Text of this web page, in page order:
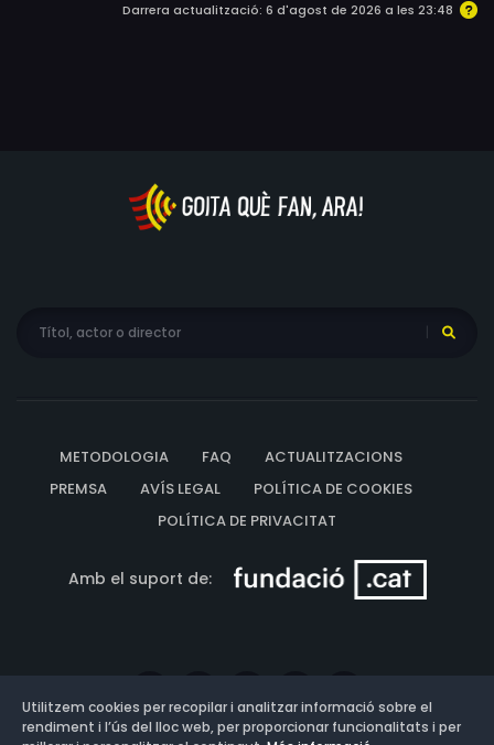
Darrera actualització: 6 d'agost de 2026 a les 23:48
METODOLOGIA FAQ
ACTUALITZACIONS
PREMSA
AVÍS LEGAL
POLÍTICA DE COOKIES
POLÍTICA DE PRIVACITAT
Amb el suport de:
Utilitzem cookies per recopilar i analitzar informació sobre el
rendiment i l’ús del lloc web, per proporcionar funcionalitats i per